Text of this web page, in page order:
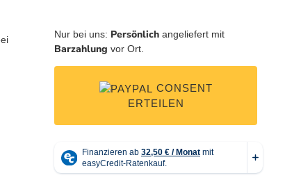
Nur bei uns: Persönlich angeliefert mit
Barzahlung vor Ort.
CONSENT
ERTEILEN